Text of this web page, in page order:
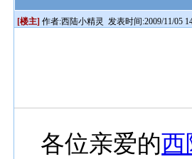
[楼主] 作者:西陆小精灵 发表时间:2009/11/05
各位亲爱的西